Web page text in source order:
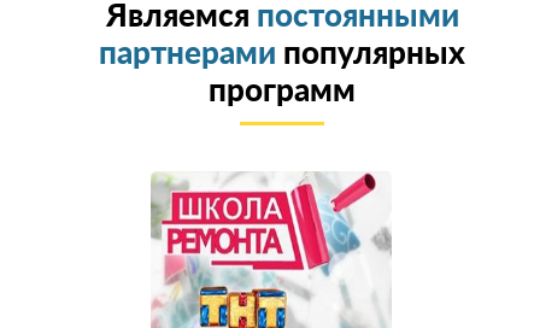
Являемся постоянными
партнерами популярных
программ